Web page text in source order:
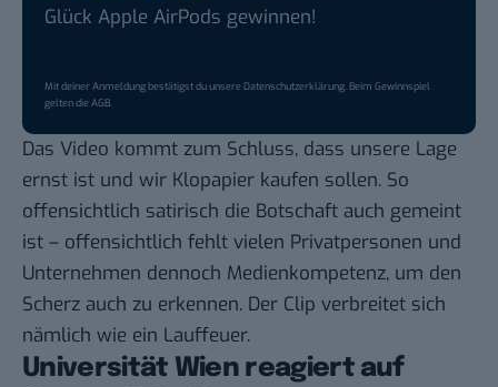
Glück Apple AirPods gewinnen!
Mit deiner Anmeldung bestätigst du unsereDatenschutzerklärung. Beim Gewinnspiel
gelten dieAGB.
Das Video kommt zum Schluss, dass unsere Lage
ernst ist und wir Klopapier kaufen sollen. So
offensichtlich satirisch die Botschaft auch gemeint
ist – offensichtlich fehlt vielen Privatpersonen und
Unternehmen dennoch Medienkompetenz, um den
Scherz auch zu erkennen. Der Clip verbreitet sich
nämlich wie ein Lauffeuer.
Universität Wien reagiert auf